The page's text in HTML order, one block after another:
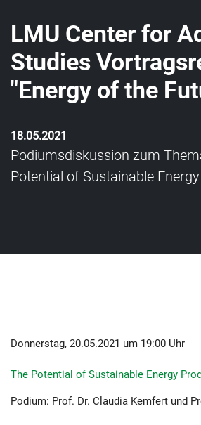
LMU Center for
Studies
"Energy of the
18.05.2021
Podiumsdiskussion zum
Potential of Sustainable
Donnerstag, 20.05.2021 um 19:00 Uhr
The Potential of Sustainable Energy
Podium: Prof. Dr. Claudia Kemfert und